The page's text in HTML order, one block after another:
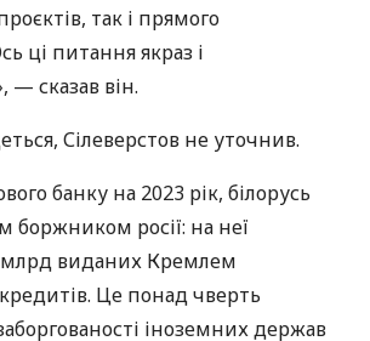
так і прямого
ці питання якраз і
— сказав він.
Сілеверстов не уточнив.
банку на 2023 рік, білорусь
боржником росії: на неї
млрд виданих Кремлем
Це понад чверть
іноземних держав